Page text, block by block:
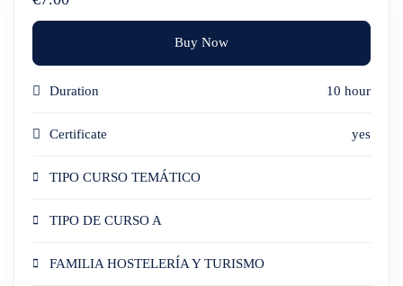
Buy Now
Duration 10 hour
Certificate yes
TIPO CURSO TEMÁTICO
TIPO DE CURSO A
FAMILIA HOSTELERÍA Y TURISMO